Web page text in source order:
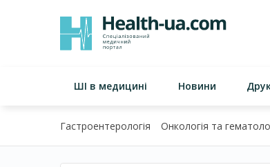
ШІ в медицині Новини
Гастроентерологія Онкологія та